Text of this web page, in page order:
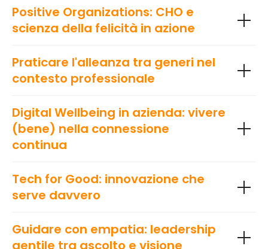
Positive Organizations: CHO e
scienza della felicità in azione
Praticare l'alleanza tra generi nel
contesto professionale
Digital Wellbeing in azienda: vivere
(bene) nella connessione
continua
Tech for Good: innovazione che
serve davvero
Guidare con empatia: leadership
gentile tra ascolto e visione